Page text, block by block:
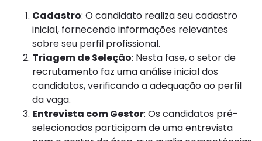
Cadastro: O candidato realiza seu cadastro
inicial, fornecendo informações relevantes
sobre seu perfil profissional.
Triagem de Seleção: Nesta fase, o setor de
recrutamento faz uma análise inicial dos
candidatos, verificando a adequação ao perfil
da vaga.
Entrevista com Gestor: Os candidatos pré-
selecionados participam de uma entrevista